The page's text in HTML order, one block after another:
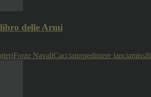
delle Armi
Forze NavaliCacciatorpediniere lanciamissili